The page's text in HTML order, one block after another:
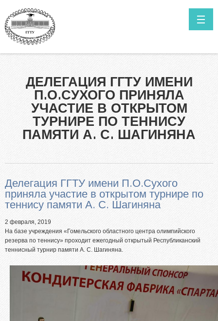
Высшее образование в сокращенные сроки обучения
Нормативные документы
Специальности
Информация о ходе приёмной кампании
Олимпиада для поступления в ГГТУ им. П.О.Сухого
Целевая подготовка
Абитуриентам из Российской федерации
Зачисление без вступительных испытаний
Родителям абитуриентов
Часто задаваемые вопросы
Факультет довузовской подготовки
КОНТАКТЫ
ИТОГИ ПРИЁМА ПРОШЛЫХ ЛЕТ
САЙТ УНИВЕРСИТЕТА
ДЕЛЕГАЦИЯ ГГТУ ИМЕНИ
П.О.СУХОГО ПРИНЯЛА
УЧАСТИЕ В ОТКРЫТОМ
ТУРНИРЕ ПО ТЕННИСУ
ПАМЯТИ А. С. ШАГИНЯНА
Делегация ГГТУ имени П.О.Сухого
приняла участие в открытом турнире по
теннису памяти А. С. Шагиняна
2 февраля, 2019
На базе учреждения «Гомельского областного центра олимпийского
резерва по теннису» проходит ежегодный открытый Республиканский
теннисный турнир памяти А. С. Шагиняна.